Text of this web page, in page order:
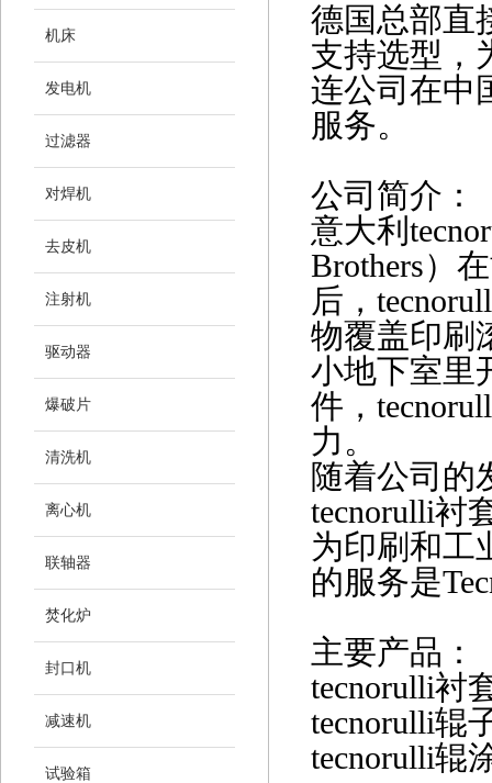
机床
发电机
过滤器
对焊机
去皮机
注射机
驱动器
爆破片
清洗机
离心机
联轴器
焚化炉
封口机
减速机
试验箱
德国总部直
支持选型，
连公司在中
服务。
公司简介：
意大利
Brothers）
后，
物覆盖印刷
小地下室里
件，
力。
随着公司的
tecnorulli衬
为印刷和工
的服务是
主要产品：
tecnorulli衬
tecnorulli辊
tecnorulli辊